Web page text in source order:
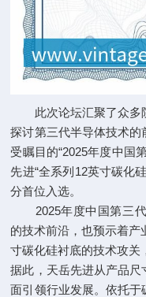
此次论坛汇聚了众多
探讨第三代半导体技术
受瞩目的“2025年度中国
先进“全系列12英寸碳化
分首位入选。
2025年度中国第三代
的技术前沿，也预示着
寸碳化硅衬底的技术攻关
据此，天岳先进从产品
面引领行业发展。依托